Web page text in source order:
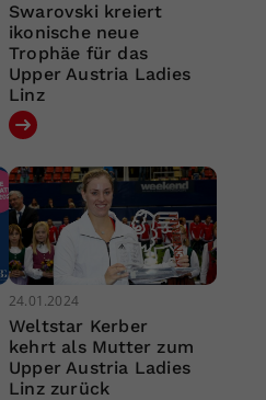
Swarovski kreiert
ikonische neue
Trophäe für das
Upper Austria Ladies
Linz
24.01.2024
Weltstar Kerber
kehrt als Mutter zum
Upper Austria Ladies
Linz zurück